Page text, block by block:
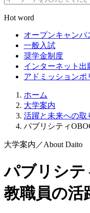
Hot word
オープンキャンパ
一般入試
奨学金制度
インターネット出
アドミッションポ
ホーム
大学案内
活躍と未来への取
パブリシティ
大学案内 ／About Daito
パブリシテ
教職員の活